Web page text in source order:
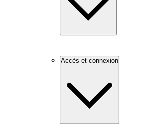
Accès et connexion